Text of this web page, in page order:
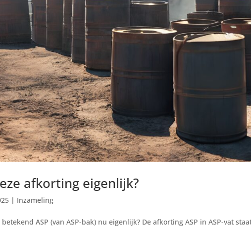
afkorting eigenlijk?
| Inzameling
ASP (van ASP-bak) nu eigenlijk? De afkorting ASP in ASP-vat